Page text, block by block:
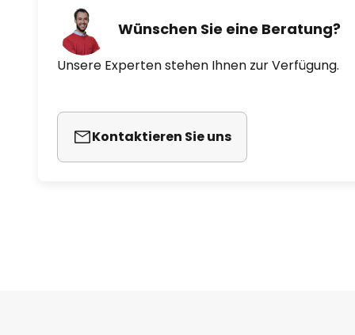
Wünschen Sie eine Beratung?
Unsere Experten stehen Ihnen zur Verfügung.
Kontaktieren Sie uns